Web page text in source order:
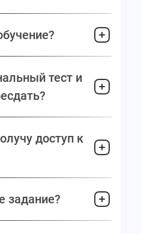
тест и
доступ к
задание?